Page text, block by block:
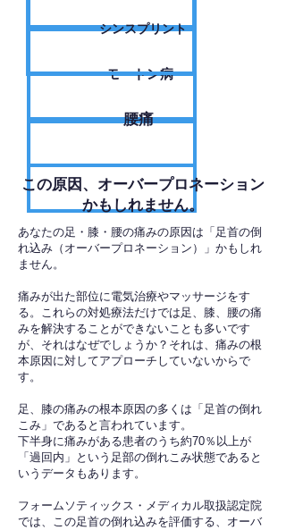
シンスプリント
モートン病
腰痛
​この原因、オーバープロネーション
かもしれません。
あなたの足・膝・腰の痛みの原因は「足首の倒
れ込み（オーバープロネーション）」かもしれ
ません。
痛みが出た部位に電気治療やマッサージをす
る。これらの対処療法だけでは足、膝、腰の痛
みを解決することができないことも多いです
が、それはなぜでしょうか？それは、痛みの根
本原因に対してアプローチしていないからで
す。
足、膝の痛みの根本原因の多くは「足首の倒れ
こみ」であると言われています。
下半身に痛みがある患者のうち約70％以上が
「過回内」という足部の倒れこみ状態であると
いうデータもあります。
フォームソティックス・メディカル取扱認定院
では、この足首の倒れ込みを評価する、オーバ